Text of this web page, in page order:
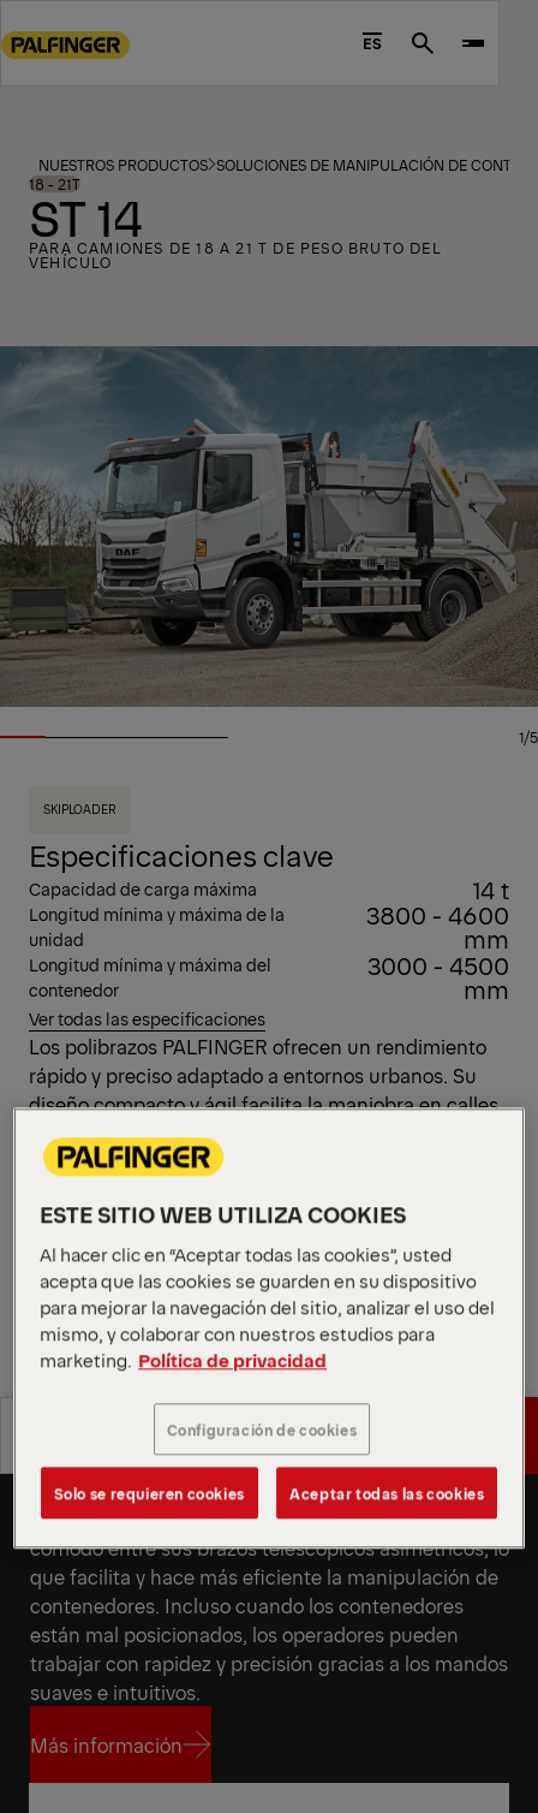
to
footer
content
ES Search
NUESTROS PRODUCTOS SOLUCIONES DE MANIPULACIÓN DE
18 - 21T
ST 14
PARA CAMIONES DE 18 A 21 T DE PESO BRUTO DEL
VEHÍCULO
1/5
SKIPLOADER
Especificaciones clave
Capacidad de carga máxima 14 t
Longitud mínima y máxima de la
unidad
3800 - 4600
mm
Longitud mínima y máxima del
contenedor
3000 - 4500
mm
Ver todas las especificaciones
Los polibrazos PALFINGER ofrecen un rendimiento
rápido y preciso adaptado a entornos urbanos. Su
diseño compacto y ágil facilita la maniobra en calles
estrechas, mientras que una operación fiable
mantiene los flujos de trabajo urbanos sin
Solicitar presupuesto
Solicitar presupuesto
Encontrar socio comercial
Encontrar socio comercial
Especificaciones
Especificaciones
técnicas
Solicitar presupuesto
Solicitar presupuesto
Velocidad y flexibilidad para
afrontar los retos futuros
El skiploader de PALFINGER ofrece un espacio
cómodo entre sus brazos telescópicos asimétricos, lo
que facilita y hace más eficiente la manipulación de
contenedores. Incluso cuando los contenedores
están mal posicionados, los operadores pueden
trabajar con rapidez y precisión gracias a los mandos
suaves e intuitivos.
Más información
ESTE SITIO WEB UTILIZA COOKIES
Al hacer clic en “Aceptar todas las cookies”, usted
acepta que las cookies se guarden en su dispositivo
para mejorar la navegación del sitio, analizar el uso del
mismo, y colaborar con nuestros estudios para
marketing. Política de privacidad
Configuración de cookies
Solo se requieren cookies Aceptar todas las cookies